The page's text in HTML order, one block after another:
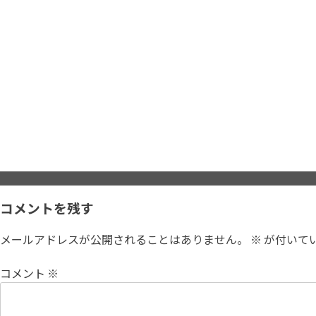
コメントを残す
メールアドレスが公開されることはありません。 ※ が付いて
コメント ※